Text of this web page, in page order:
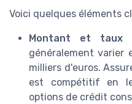
Voici quelques éléments
Montant et
généralement varier
milliers d'euros.
est compétitif en
options de crédit